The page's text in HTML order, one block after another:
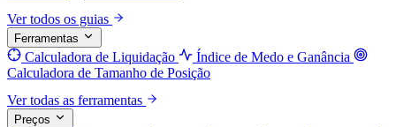
Ver todos os guias
Ferramentas
Calculadora de Liquidação
Índice de Medo e Ganância
Calculadora de Tamanho de Posição
Ver todas as ferramentas
Preços